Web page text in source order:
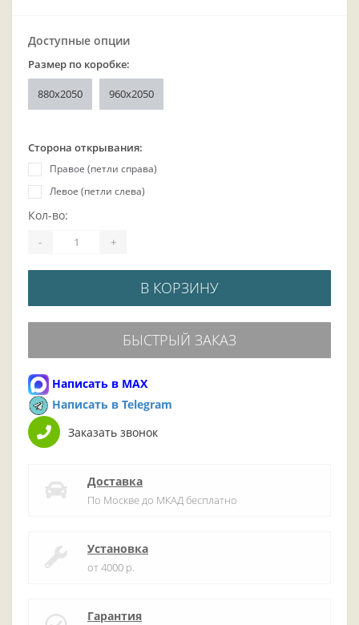
Доступные опции
Размер по коробке:
880x2050 960x2050
Сторона открывания:
Правое (петли справа)
Левое (петли слева)
Кол-во:
- +
В КОРЗИНУ
БЫСТРЫЙ ЗАКАЗ
Написать в MAX
Написать в Telegram
Заказать звонок
Доставка
По Москве до МКАД бесплатно
Установка
от 4000 р.
Гарантия